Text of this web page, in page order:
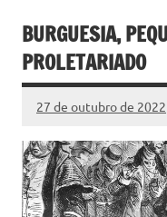
BURGUESIA,
PROLETARIADO
27 de outubro de 2022